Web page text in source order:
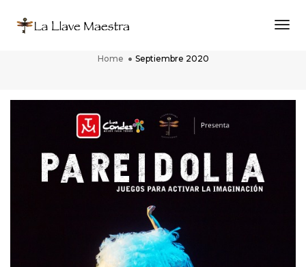
Septiembre 2020
Home Septiembre 2020